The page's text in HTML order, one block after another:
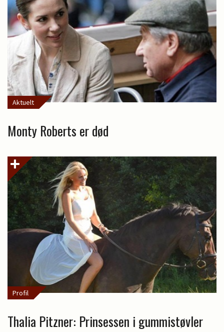
Aktuelt
Monty Roberts er død
Profil
Thalia Pitzner: Prinsessen i gummistøvler